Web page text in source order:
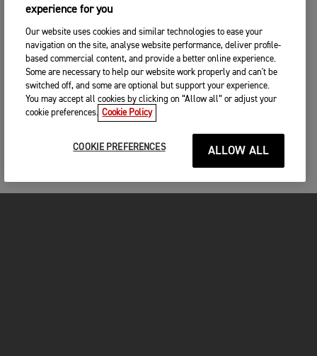
experience for you
Our website uses cookies and similar technologies to ease your
navigation on the site, analyse website performance, deliver profile-
based commercial content, and provide a better online experience.
Some are necessary to help our website work properly and can't be
switched off, and some are optional but support your experience.
You may accept all cookies by clicking on “Allow all” or adjust your
cookie preferences. Cookie Policy
COOKIE PREFERENCES ALLOW ALL